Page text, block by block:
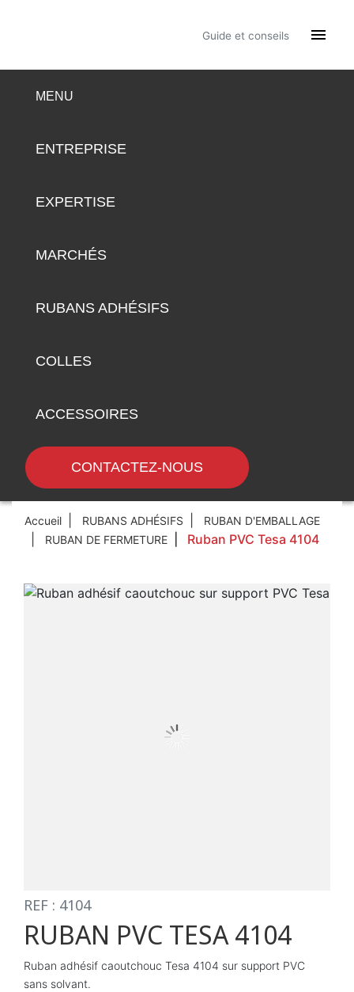
Guide et conseils 
MENU
ENTREPRISE
EXPERTISE
MARCHÉS
RUBANS ADHÉSIFS
COLLES
ACCESSOIRES
CONTACTEZ-NOUS
Accueil RUBANS ADHÉSIFS
RUBAN D'EMBALLAGE
RUBAN DE FERMETURE
Ruban PVC Tesa 4104
REF : 4104
RUBAN PVC TESA 4104
Ruban adhésif caoutchouc Tesa 4104 sur support PVC
sans solvant.